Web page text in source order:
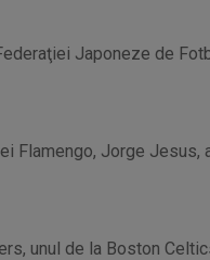
Japoneze de
Flamengo, Jorge
unul de la Boston